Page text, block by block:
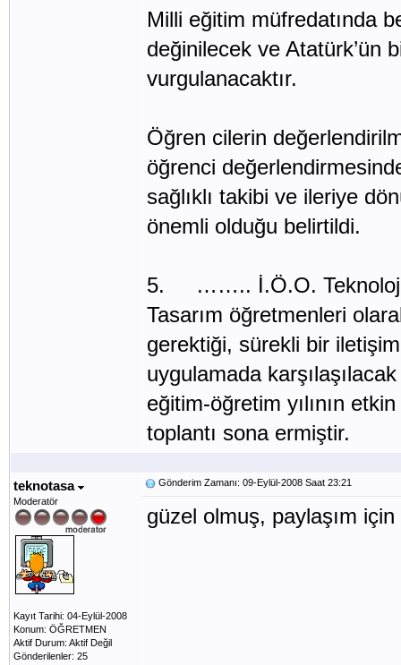
Milli eğitim müfredatında
değinilecek ve Atatürk’ün
vurgulanacaktır.
Öğren cilerin
öğrenci
sağlıklı takibi ve ileriye
önemli olduğu belirtildi.
5. …….. İ.Ö.O. Teknoloji
Tasarım öğretmenleri
gerektiği, sürekli bir
uygulamada
eğitim-öğretim yılının
toplantı sona ermiştir.
teknotasa
Moderatör
Kayıt Tarihi: 04-Eylül-2008
Konum: ÖĞRETMEN
Aktif Durum: Aktif Değil
Gönderilenler: 25
Gönderim Zamanı: 09-Eylül-2008 Saat 23:21
güzel olmuş, paylaşım